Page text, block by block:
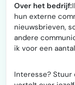
Over het bedrijf:
hun externe
nieuwsbrieven,
andere
ik voor een
Interesse?